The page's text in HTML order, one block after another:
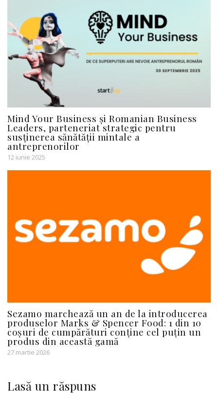
Mind Your Business și Romanian Business
Leaders, parteneriat strategic pentru
susținerea sănătății mintale a
antreprenorilor
12 iunie 2025
Sezamo marchează un an de la introducerea
produselor Marks & Spencer Food: 1 din 10
coșuri de cumpărături conține cel puțin un
produs din această gamă
27 martie 2026
Lasă un răspuns